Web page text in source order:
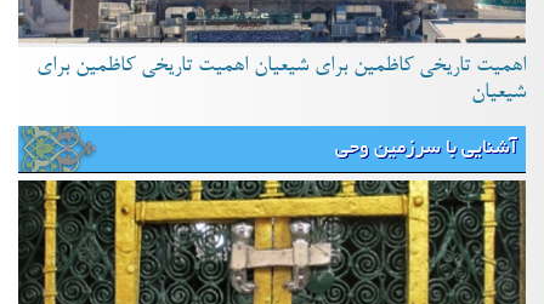
اهمیت تاریخی کاظمین برای شیعیان اهمیت تاریخی کاظمین برای
شیعیان
آشنایی با سرزمین وحی